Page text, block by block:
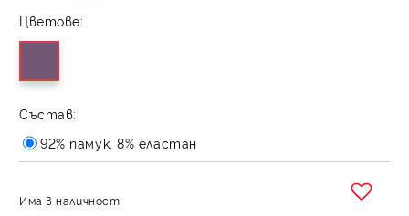
Цветове:
Състав:
92% памук, 8% еластан
Има в наличност